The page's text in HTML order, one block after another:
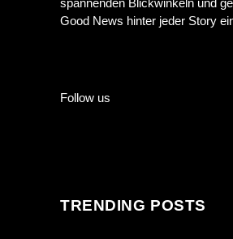
spannenden Blickwinkeln und
Good News hinter jeder Story
Follow us
TRENDING POSTS